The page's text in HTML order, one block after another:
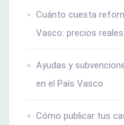
Cuánto cuesta
Vasco: precios
Ayudas y
en el País Vasco
Cómo publicar tus